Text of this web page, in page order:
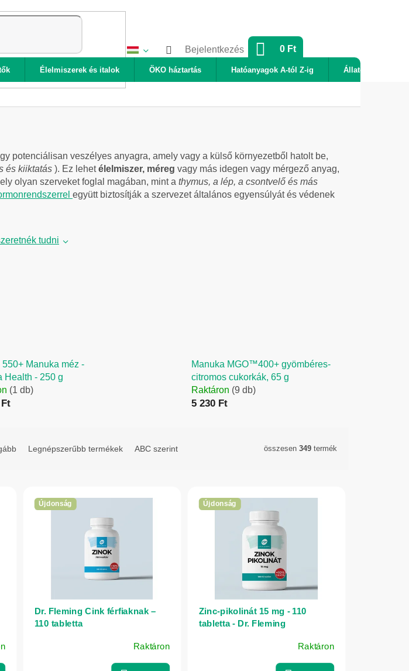
Bejelentkezés KOSÁR
0 Ft
Élelmiszerek és italok ÖKO háztartás Hatóanyagok A-tól Z-ig Állatok
potenciálisan veszélyes anyagra, amely vagy a külső környezetből hatolt be,
és kiiktatás ). Ez lehetélelmiszer, méreg vagy más idegen vagy mérgező anyag,
olyan szerveket foglal magában, mint a thymus, a lép, a csontvelő és más
együtt biztosítják a szervezet általános egyensúlyát és védenek
tudni
Manuka méz -
Health - 250 g
(1 db)
Manuka MGO™400+ gyömbéres-
citromos cukorkák, 65 g
Raktáron (9 db)
5 230 Ft
Legnépszerűbb termékek ABC szerint összesen 349 termék
Újdonság
Dr. Fleming Cink férfiaknak –
110 tabletta
Raktáron
Újdonság
Zinc-pikolinát 15 mg - 110
tabletta - Dr. Fleming
Raktáron